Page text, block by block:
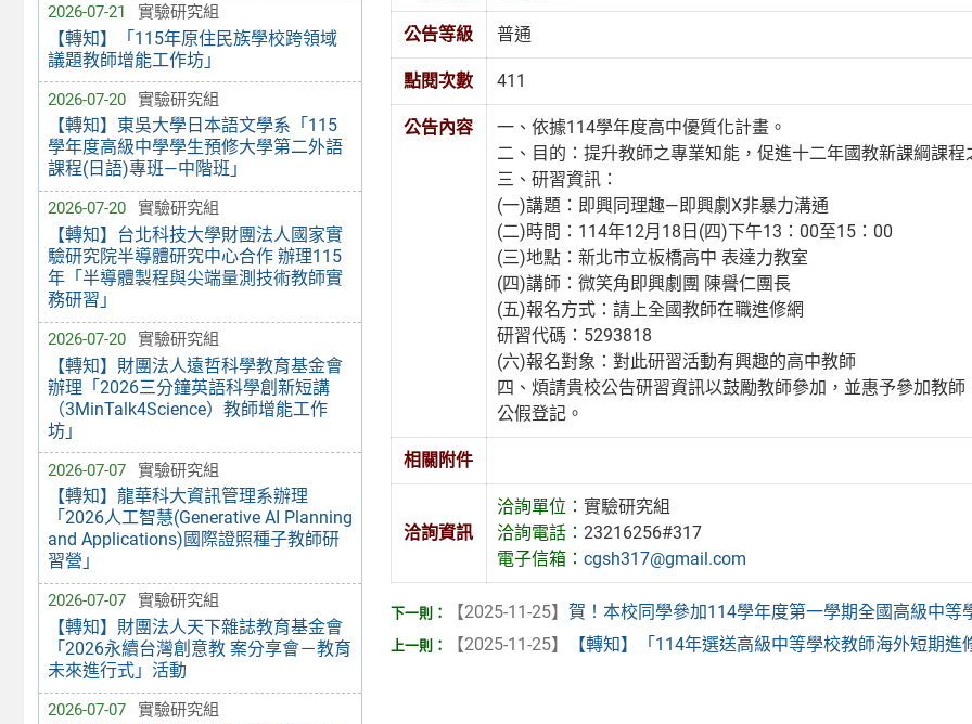
2026-07-21 實驗研究組
【轉知】「115年原住民族學校跨領域
議題教師增能工作坊」
2026-07-20 實驗研究組
【轉知】東吳大學日本語文學系「115
學年度高級中學學生預修大學第二外語
課程(日語)專班—中階班」
2026-07-20 實驗研究組
【轉知】台北科技大學財團法人國家實
驗研究院半導體研究中心合作 辦理115
年「半導體製程與尖端量測技術教師實
務研習」
2026-07-20 實驗研究組
【轉知】財團法人遠哲科學教育基金會
辦理「2026三分鐘英語科學創新短講
（3MinTalk4Science）教師增能工作
坊」
2026-07-07 實驗研究組
【轉知】龍華科大資訊管理系辦理
「2026人工智慧(Generative AI Planning
and Applications)國際證照種子教師研
習營」
2026-07-07 實驗研究組
【轉知】財團法人天下雜誌教育基金會
「2026永續台灣創意教 案分享會－教育
未來進行式」活動
2026-07-07 實驗研究組
公告等級 普通
點閱次數 411
公告內容
一、依據114學年度高中優質化計畫。
二、目的：提升教師之專業知能，促進十二年國教新課綱課程
三、研習資訊：
(一)講題：即興同理趣—即興劇X非暴力溝通
(二)時間：114年12月18日(四)下午13：00至15：00
(三)地點：新北市立板橋高中 表達力教室
(四)講師：微笑角即興劇團 陳譽仁團長
(五)報名方式：請上全國教師在職進修網
研習代碼：5293818
(六)報名對象：對此研習活動有興趣的高中教師
四、煩請貴校公告研習資訊以鼓勵教師參加，並惠予參加教師
公假登記。
相關附件
洽詢資訊
洽詢單位：實驗研究組
洽詢電話：23216256#317
電子信箱：cgsh317@gmail.com
【2025-11-25】 賀！本校同學參加114學年度第一學期全國高級中等
【2025-11-25】
【轉知】「114年選送高級中等學校教師海外短期進